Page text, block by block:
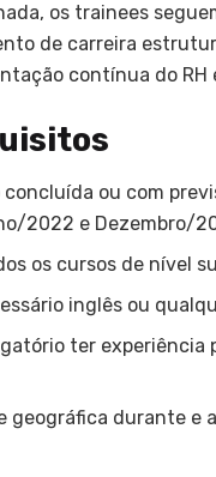
os trainees
de carreira
contínua do RH
concluída ou com
2022 e Dezembro/
os cursos de nível
inglês ou
ter experiência
geográfica durante e